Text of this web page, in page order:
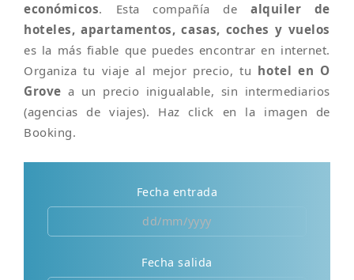
económicos. Esta compañía de alquiler de
hoteles, apartamentos, casas, coches y vuelos
es la más fiable que puedes encontrar en internet.
Organiza tu viaje al mejor precio, tu hotel en O
Grove a un precio inigualable, sin intermediarios
(agencias de viajes). Haz click en la imagen de
Booking.
Fecha entrada
Fecha salida